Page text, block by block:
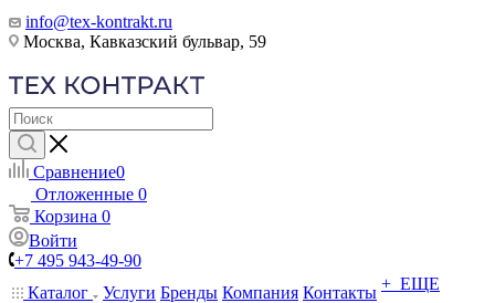
info@tex-kontrakt.ru
Москва, Кавказский бульвар, 59
Сравнение0
Отложенные 0
Корзина 0
Войти
+7 495 943-49-90
Каталог
Услуги Бренды Компания Контакты + ЕЩЕ